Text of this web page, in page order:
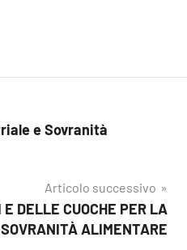
e Sovranità
Articolo successivo
DELLE CUOCHE PER LA
SOVRANITÀ ALIMENTARE